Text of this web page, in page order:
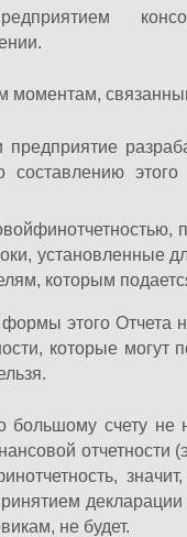
моментам,
этого
установленные
которым
формы этого
которые
большому счету
отчетности
не будет.